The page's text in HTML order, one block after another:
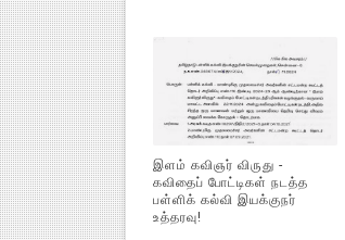
இளம் கவிஞர் விருது -
கவிதைப் போட்டிகள் நடத்த
பள்ளிக் கல்வி இயக்குநர்
உத்தரவு!